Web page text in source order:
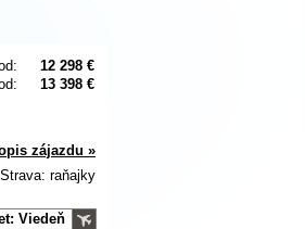
12 298 €
13 398 €
zájazdu »
Strava: raňajky
Viedeň